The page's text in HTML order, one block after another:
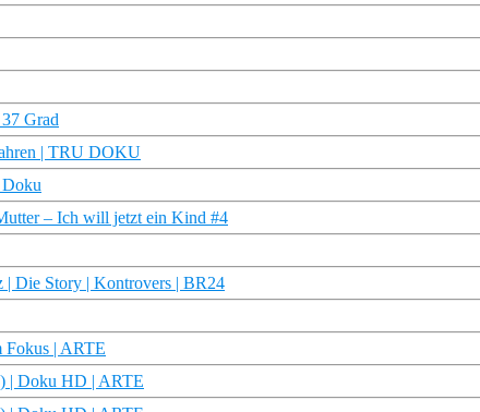
Grad
| TRU DOKU
Doku
– Ich will jetzt ein Kind #4
| Die Story | Kontrovers | BR24
Fokus | ARTE
| Doku HD | ARTE